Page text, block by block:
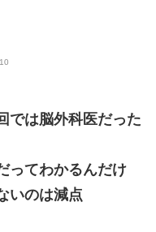
では脳外科医だった
ってわかるんだけ
いのは減点